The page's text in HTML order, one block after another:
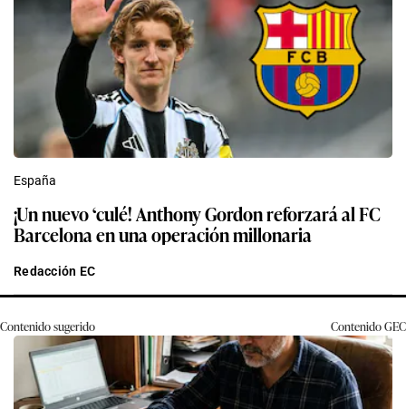
España
¡Un nuevo ‘culé! Anthony Gordon reforzará al FC
Barcelona en una operación millonaria
Redacción EC
Contenido sugerido ContenidoGEC